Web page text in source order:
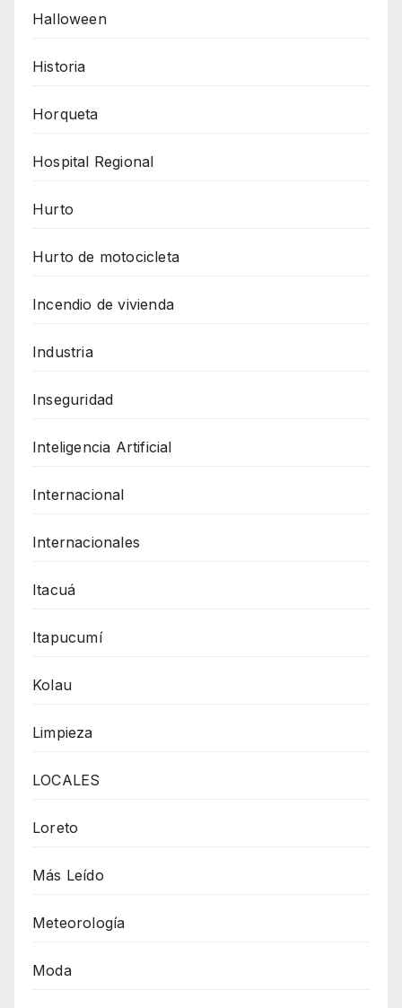
Halloween
Historia
Horqueta
Hospital Regional
Hurto
Hurto de motocicleta
Incendio de vivienda
Industria
Inseguridad
Inteligencia Artificial
Internacional
Internacionales
Itacuá
Itapucumí
Kolau
Limpieza
LOCALES
Loreto
Más Leído
Meteorología
Moda